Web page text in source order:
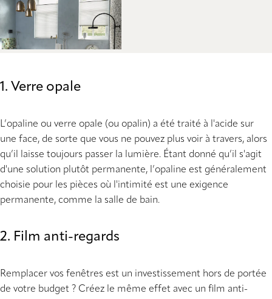
1. Verre opale
L’opaline ou verre opale (ou opalin) a été traité à l'acide sur
une face, de sorte que vous ne pouvez plus voir à travers, alors
qu’il laisse toujours passer la lumière. Étant donné qu’il s'agit
d'une solution plutôt permanente, l’opaline est généralement
choisie pour les pièces où l'intimité est une exigence
permanente, comme la salle de bain.
2. Film anti-regards
Remplacer vos fenêtres est un investissement hors de portée
de votre budget ? Créez le même effet avec un film anti-